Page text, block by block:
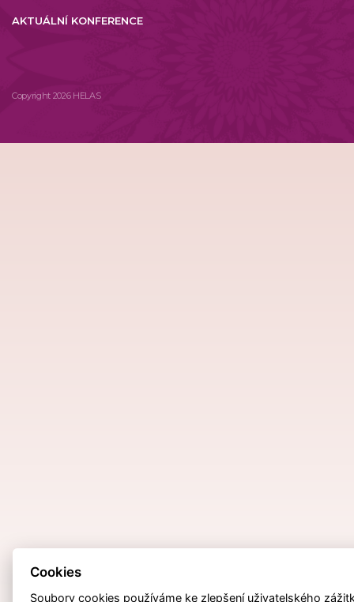
AKTUÁLNÍ KONFERENCE
Copyright 2026 HELAS
Cookies
Soubory cookies používáme ke zlepšení uživatelského